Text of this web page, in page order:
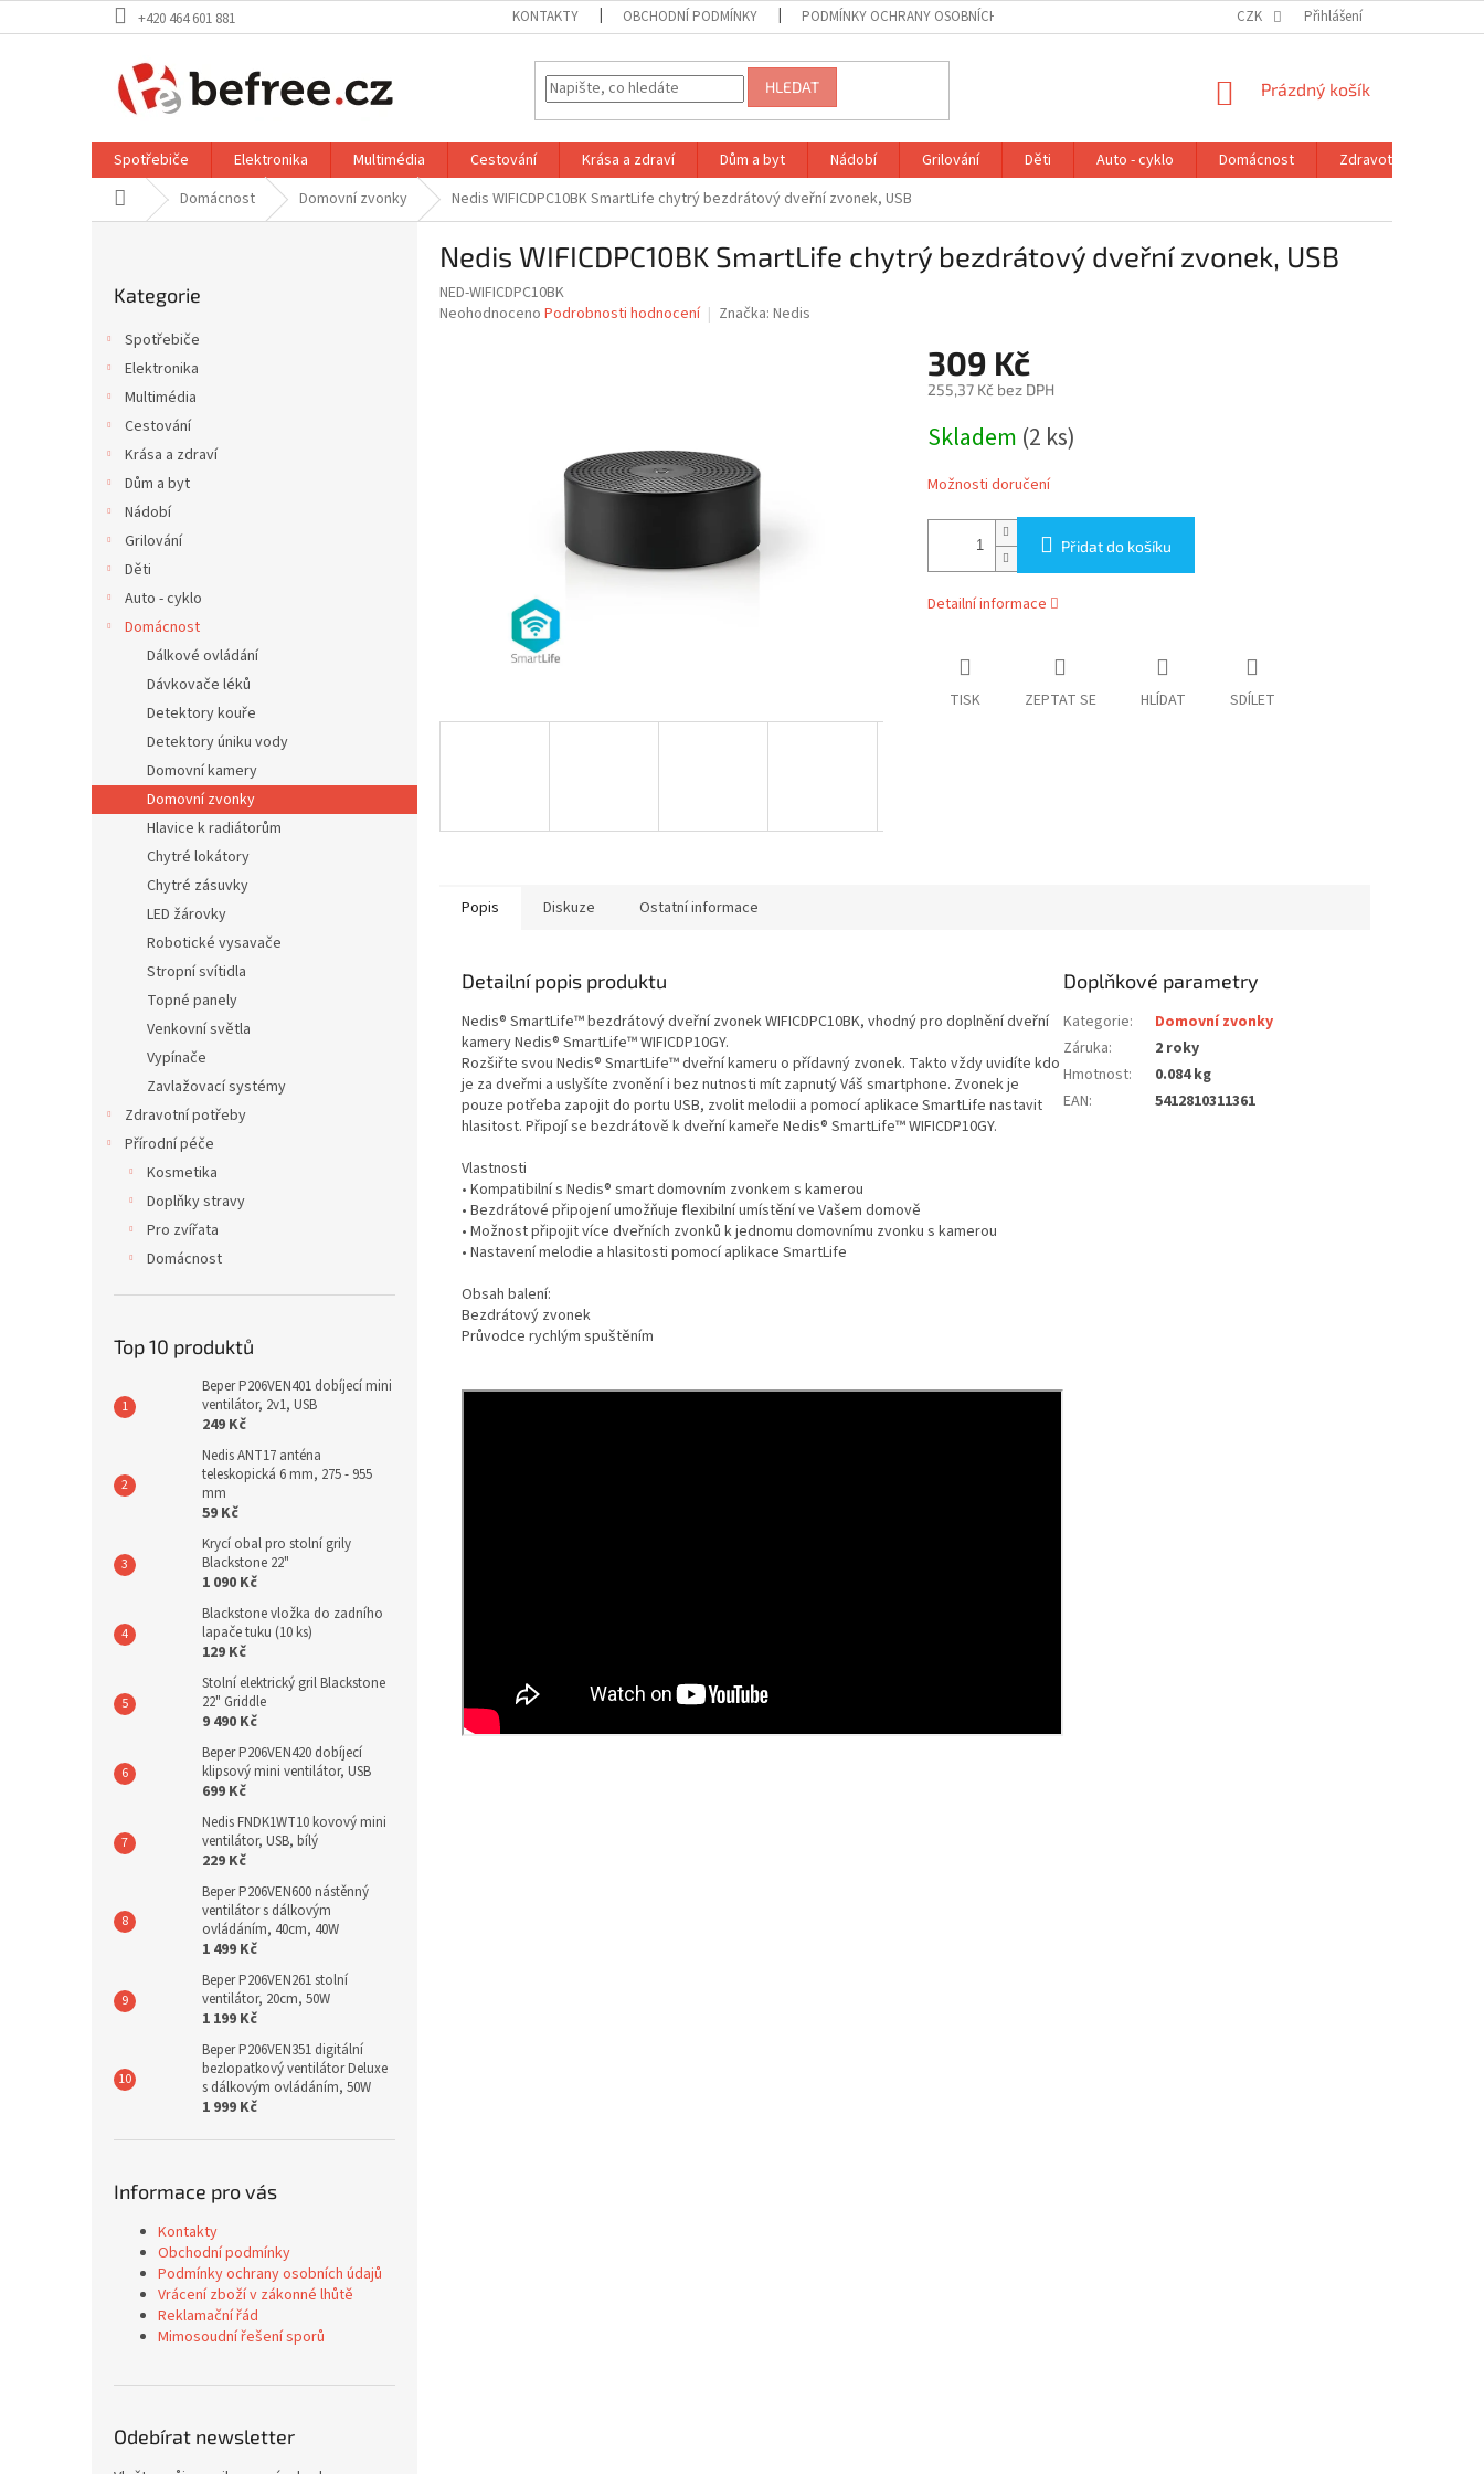
na
+420 464 601 881 KONTAKTY OBCHODNÍ PODMÍNKY PODMÍNKY OCHRANY OSOBNÍCH ÚDAJŮ VRÁCENÍ ZBOŽÍ V ZÁKONNÉ LHŮTĚ REKLAMAČNÍ ŘÁD
CZK Přihlášení
HLEDAT
NÁKUPNÍ
Prázdný košík
Spotřebiče Elektronika Multimédia Cestování Krása a zdraví Dům a byt Nádobí Grilování Děti Auto - cyklo Domácnost
Zdravotní potřeby
Domů Domácnost Domovní zvonky Nedis WIFICDPC10BK SmartLife chytrý bezdrátový dveřní zvonek, USB
kategorie
Kategorie
Spotřebiče
Elektronika
Multimédia
Cestování
Krása a zdraví
Dům a byt
Nádobí
Grilování
Děti
Auto - cyklo
Domácnost
Dálkové ovládání
Dávkovače léků
Detektory kouře
Detektory úniku vody
Domovní kamery
Domovní zvonky
Hlavice k radiátorům
Chytré lokátory
Chytré zásuvky
LED žárovky
Robotické vysavače
Stropní svítidla
Topné panely
Venkovní světla
Vypínače
Zavlažovací systémy
Zdravotní potřeby
Přírodní péče
Kosmetika
Doplňky stravy
Pro zvířata
Domácnost
Top 10 produktů
Beper P206VEN401 dobíjecí mini
ventilátor, 2v1, USB
249 Kč
Nedis ANT17 anténa
teleskopická 6 mm, 275 - 955
mm
59 Kč
Krycí obal pro stolní grily
Blackstone 22"
1 090 Kč
Blackstone vložka do zadního
lapače tuku (10 ks)
129 Kč
Stolní elektrický gril Blackstone
22" Griddle
9 490 Kč
Beper P206VEN420 dobíjecí
klipsový mini ventilátor, USB
699 Kč
Nedis FNDK1WT10 kovový mini
ventilátor, USB, bílý
229 Kč
Beper P206VEN600 nástěnný
ventilátor s dálkovým
ovládáním, 40cm, 40W
1 499 Kč
Beper P206VEN261 stolní
ventilátor, 20cm, 50W
1 199 Kč
Beper P206VEN351 digitální
bezlopatkový ventilátor Deluxe
s dálkovým ovládáním, 50W
1 999 Kč
Informace pro vás
Kontakty
Obchodní podmínky
Podmínky ochrany osobních údajů
Vrácení zboží v zákonné lhůtě
Reklamační řád
Mimosoudní řešení sporů
Odebírat newsletter
Nedis WIFICDPC10BK SmartLife chytrý bezdrátový dveřní zvonek, USB
NED-WIFICDPC10BK
Průměrné
Neohodnoceno Podrobnosti hodnocení Značka: Nedis
309 Kč
255,37 Kč bez DPH
cena:
Skladem (2 ks)
Možnosti doručení
Přidat do košíku
Detailní informace
TISK ZEPTAT SE HLÍDAT SDÍLET
Popis Diskuze Ostatní informace
Detailní popis produktu
Nedis® SmartLife™ bezdrátový dveřní zvonek WIFICDPC10BK, vhodný pro doplnění dveřní
kamery Nedis® SmartLife™ WIFICDP10GY.
Rozšiřte svou Nedis® SmartLife™ dveřní kameru o přídavný zvonek. Takto vždy uvidíte kdo
je za dveřmi a uslyšíte zvonění i bez nutnosti mít zapnutý Váš smartphone. Zvonek je
pouze potřeba zapojit do portu USB, zvolit melodii a pomocí aplikace SmartLife nastavit
hlasitost. Připojí se bezdrátově k dveřní kameře Nedis® SmartLife™ WIFICDP10GY.
Vlastnosti
• Kompatibilní s Nedis® smart domovním zvonkem s kamerou
• Bezdrátové připojení umožňuje flexibilní umístění ve Vašem domově
• Možnost připojit více dveřních zvonků k jednomu domovnímu zvonku s kamerou
• Nastavení melodie a hlasitosti pomocí aplikace SmartLife
Obsah balení:
Bezdrátový zvonek
Průvodce rychlým spuštěním
Doplňkové parametry
Kategorie:
Domovní zvonky
Záruka:
2 roky
Hmotnost:
0.084 kg
EAN: 5412810311361